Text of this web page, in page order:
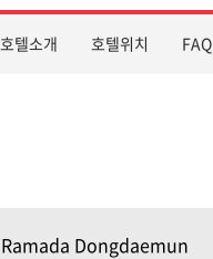
호텔소개 호텔위치 FAQ
Ramada Dongdaemun